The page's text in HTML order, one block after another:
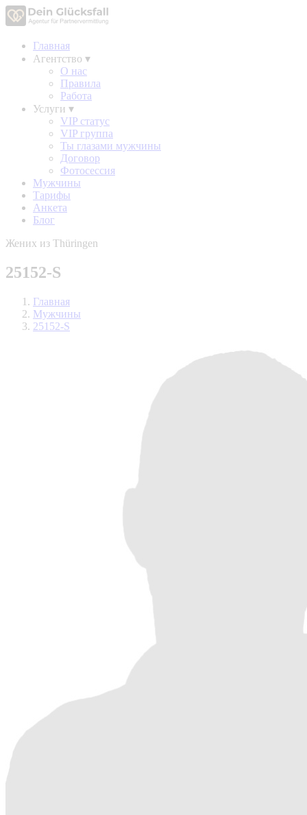
Главная
Агентство ▾
О нас
Правила
Работа
Услуги ▾
VIP статус
VIP группа
Ты глазами мужчины
Договор
Фотосессия
Мужчины
Тарифы
Анкета
Блог
Жених из Thüringen
25152-S
Главная
Мужчины
25152-S